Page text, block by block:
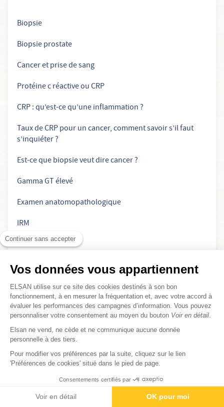
Continuer sans accepter
Vos données vous appartiennent
ELSAN utilise sur ce site des cookies destinés à son bon
fonctionnement, à en mesurer la fréquentation et, avec votre accord à
évaluer les performances des campagnes d’information. Vous pouvez
personnaliser votre consentement au moyen du bouton Voir en détail
Elsan ne vend, ne cède et ne communique aucune donnée
personnelle à des tiers.
Pour modifier vos préférences par la suite, cliquez sur le lien
'Préférences de cookies' situé dans le pied de page.
Consentements certifiés par
Voir en détail OK pour moi
Biopsie
Biopsie prostate
Cancer et prise de sang
Protéine c réactive ou CRP
CRP : qu’est-ce qu’une inflammation ?
Taux de CRP pour un cancer, comment savoir s’il faut
s’inquiéter ?
Est-ce que biopsie veut dire cancer ?
Gamma GT élevé
Examen anatomopathologique
IRM
Exérèse
Myélogramme
Pet Scan
Pourquoi on fait un PET scan ?
Quel est le meilleur examen pour les reins ?
Quel examen pour détecter un cancer ?
Quel examen pour détecter un cancer des os ?
Scanner